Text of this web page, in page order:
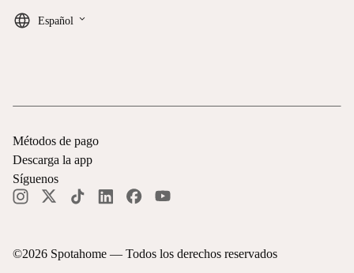
Español keyboard_arrow_down
©2026 Spotahome — Todos los derechos reservados
Métodos de pago
Descarga la app
Síguenos